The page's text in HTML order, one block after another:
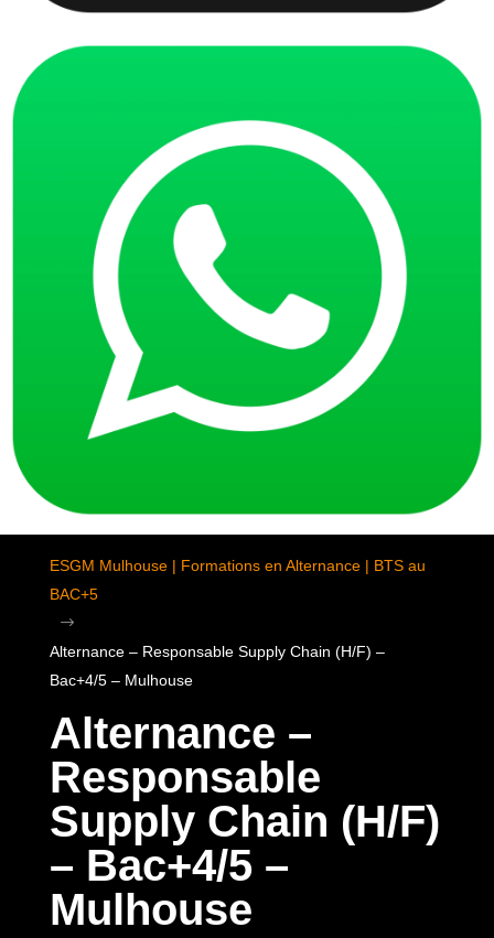
ESGM Mulhouse | Formations en Alternance | BTS au
BAC+5
$
Alternance – Responsable Supply Chain (H/F) –
Bac+4/5 – Mulhouse
Alternance –
Responsable
Supply Chain (H/F)
– Bac+4/5 –
Mulhouse